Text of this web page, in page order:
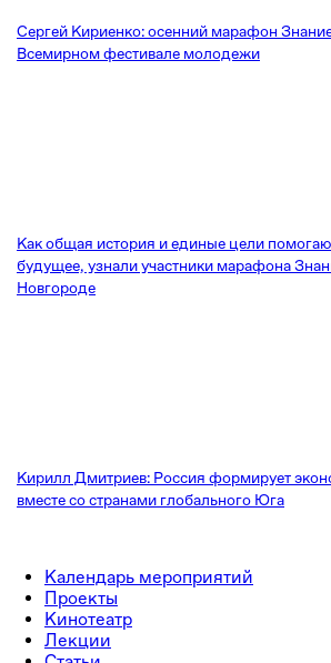
Сергей Кириенко: осенний марафон
Всемирном фестивале молодежи
Как общая история и единые цели
будущее, узнали участники марафона
Новгороде
Кирилл Дмитриев: Россия формирует
вместе со странами глобального Юга
Календарь мероприятий
Проекты
Кинотеатр
Лекции